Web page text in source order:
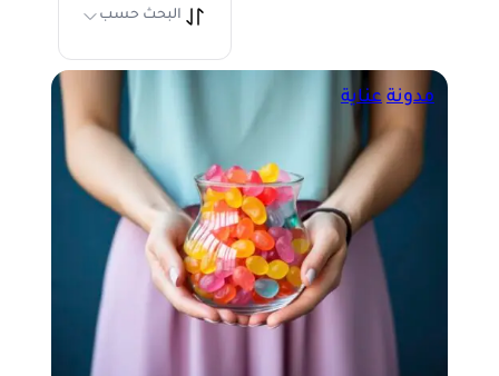
البحث حسب
مدونة عناية